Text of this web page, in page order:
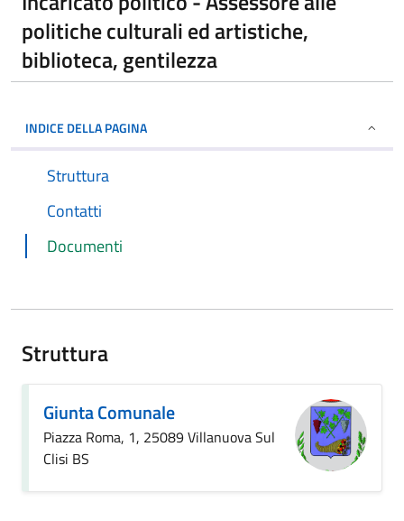
politiche culturali ed artistiche,
biblioteca, gentilezza
INDICE DELLA PAGINA
Struttura
Contatti
Documenti
Struttura
Giunta Comunale
Piazza Roma, 1, 25089 Villanuova Sul
Clisi BS